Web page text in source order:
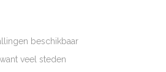
beschikbaar
veel steden